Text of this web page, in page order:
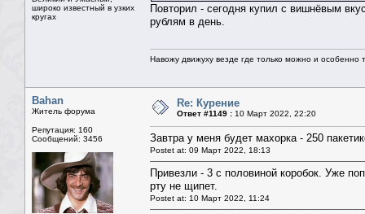
широко известный в узких
кругах
Повторил - сегодня купил с вишнёвым
рублям в день.
Навожу движуху везде где только можно и особенно
Bahan
Житель форума
Репутация: 160
Сообщений: 3456
Re: Курение
Ответ #1149 : 10 Март 2022, 22:20
Завтра у меня будет махорка - 250
Postet at: 09 Март 2022, 18:13
Привезли - 3 с половиной коробок. Уже
рту не щипет.
Postet at: 10 Март 2022, 11:24